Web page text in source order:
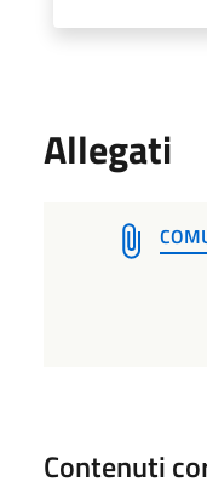
Allegati
Contenuti